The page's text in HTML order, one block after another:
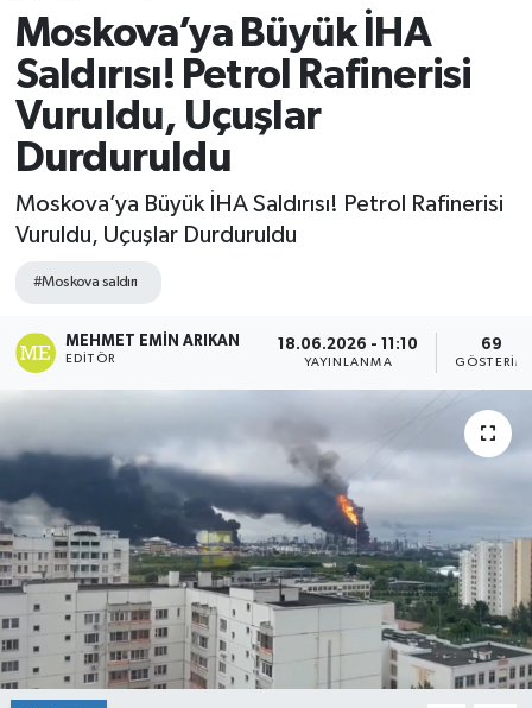
Moskova’ya Büyük İHA
Saldırısı! Petrol Rafinerisi
Vuruldu, Uçuşlar
Durduruldu
Moskova’ya Büyük İHA Saldırısı! Petrol Rafinerisi
Vuruldu, Uçuşlar Durduruldu
#Moskova saldırı
MEHMET EMIN ARIKAN
EDITÖR
18.06.2026 - 11:10
YAYINLANMA
69
GÖSTERIM
Tüm Manşetler
Son Dakika Haberleri
Haber Arşivi